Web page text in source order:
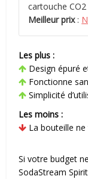
cartouche CO2
Meilleur prix:
Les plus :
Design épuré
Fonctionne
Simplicité
Les moins :
La bouteille ne
Si votre budget
SodaStream